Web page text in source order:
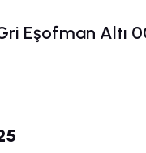
Eşofman Altı